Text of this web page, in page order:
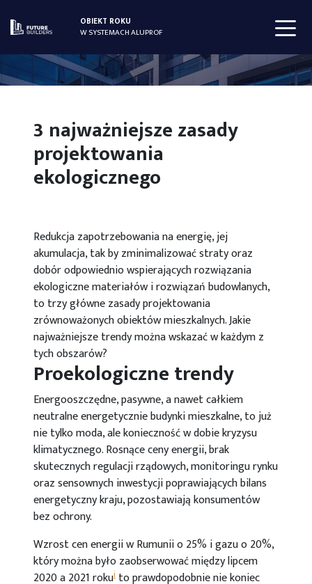
OBIEKT ROKU
W SYSTEMACH ALUPROF
3 najważniejsze zasady
projektowania
ekologicznego
Redukcja zapotrzebowania na energię, jej
akumulacja, tak by zminimalizować straty oraz
dobór odpowiednio wspierających rozwiązania
ekologiczne materiałów i rozwiązań budowlanych,
to trzy główne zasady projektowania
zrównoważonych obiektów mieszkalnych. Jakie
najważniejsze trendy można wskazać w każdym z
tych obszarów?
Proekologiczne trendy
Energooszczędne, pasywne, a nawet całkiem
neutralne energetycznie budynki mieszkalne, to już
nie tylko moda, ale konieczność w dobie kryzysu
klimatycznego. Rosnące ceny energii, brak
skutecznych regulacji rządowych, monitoringu rynku
oraz sensownych inwestycji poprawiających bilans
energetyczny kraju, pozostawiają konsumentów
bez ochrony.
Wzrost cen energii w Rumunii o 25% i gazu o 20%,
który można było zaobserwować między lipcem
2020 a 2021 rokui to prawdopodobnie nie koniec